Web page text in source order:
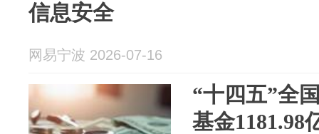
信息安全
网易宁波 2026-07-16
“十四五”全
基金1181.98